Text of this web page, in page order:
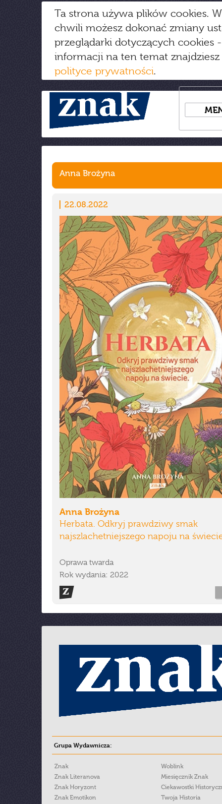
Ta strona używa plików cookies.
chwili możesz dokonać zmiany
przeglądarki dotyczących cookies
informacji na ten temat
polityce prywatności.
Anna Brożyna
22.08.2022
Anna Brożyna
Herbata. Odkryj prawdziwy smak
najszlachetniejszego napoju na
Oprawa twarda
Rok wydania: 2022
Grupa Wydawnicza:
Znak
Znak Literanova
Znak Horyzont
Znak Emotikon
Woblink
Miesięcznik Znak
Ciekawostki
Twoja Historia